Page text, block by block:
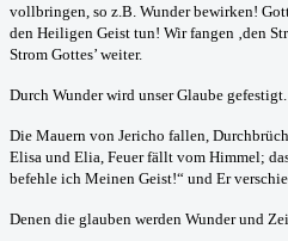
vollbringen, so z.B. Wunder bewirken!
den Heiligen Geist tun! Wir fangen ‚den
Strom Gottes’ weiter.
Durch Wunder wird unser Glaube gefestigt.
Die Mauern von Jericho fallen,
Elisa und Elia, Feuer fällt vom Himmel;
befehle ich Meinen Geist!“ und Er
Denen die glauben werden Wunder und